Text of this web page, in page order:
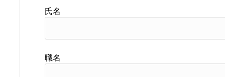
氏名
職名